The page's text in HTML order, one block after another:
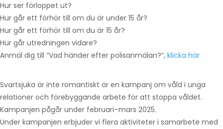
Hur ser förloppet ut?
Hur går ett förhör till om du är under 15 år?
Hur går ett förhör till om du är 15 år?
Hur går utredningen vidare?
Anmäl dig till “Vad händer efter polisanmälan?”, klicka här
Svartsjuka är inte romantiskt är en kampanj om våld i unga
relationer och förebyggande arbete för att stoppa våldet.
Kampanjen pågår under februari–mars 2025.
Under kampanjen erbjuder vi flera aktiviteter i samarbete med